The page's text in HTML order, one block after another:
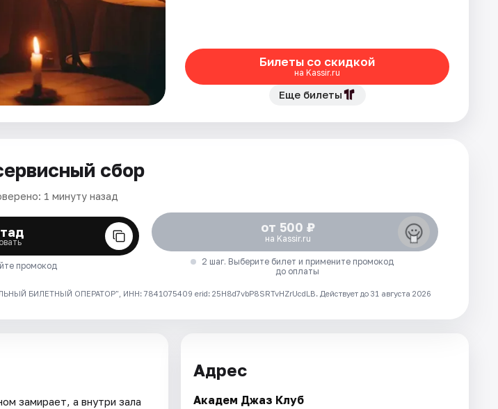
Билеты со скидкой
на Kassir.ru
Еще билеты
сбор
1 минуту назад
промокод
от 500 ₽
на Kassir.ru
2 шаг. Выберите билет и примените промокод
до оплаты
БИЛЕТНЫЙ ОПЕРАТОР", ИНН: 7841075409 erid: 25H8d7vbP8SRTvHZrUcdLB. Действует до 31 августа 2026
замирает, а внутри зала
Адрес
Академ Джаз Клуб